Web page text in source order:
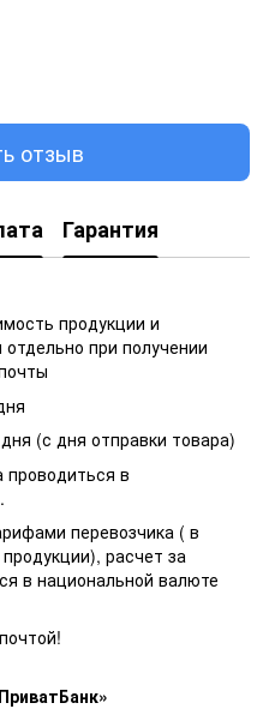
отзыв
Гарантия
продукции и
при получении
(с дня отправки товара)
проводиться в
перевозчика ( в
расчет за
в национальной валюте